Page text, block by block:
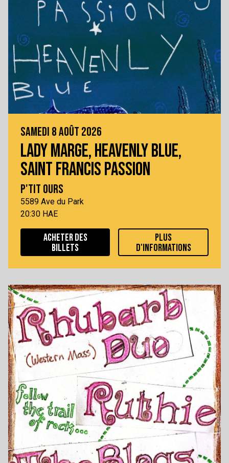
SAMEDI 8 AOÛT 2026
LADY MARGE, HEAVENLY BLUE,
SAINT FRANCIS PASSION
P'TIT OURS
5589 Ave du Park
20:30 HAE
ACHETER DES
BILLETS
PLUS
D'INFORMATIONS